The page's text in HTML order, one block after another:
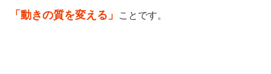
「動きの質を変える」 ことです。